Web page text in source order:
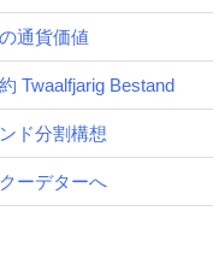
通貨価値
Twaalfjarig Bestand
ド分割構想
ーデターへ